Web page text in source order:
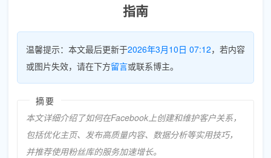
指南
温馨提示：本文最后更新于2026年3月10日 07:12，若内容
或图片失效，请在下方留言或联系博主。
摘要
本文详细介绍了如何在Facebook上创建和维护客户关系，
包括优化主页、发布高质量内容、数据分析等实用技巧，
并推荐使用粉丝库的服务加速增长。